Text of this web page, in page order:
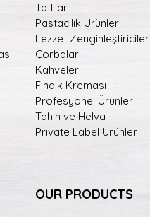
Tatlılar
Pastacılık Ürünleri
Lezzet Zenginleştiriciler
Çorbalar
Kahveler
Fındık Kreması
Profesyonel Ürünler
Tahin ve Helva
Private Label Ürünler
OUR PRODUCTS